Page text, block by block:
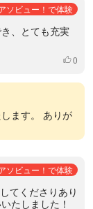
ソビュー！で体験
、とても充実
いいね
0
ます。 ありが
ソビュー！で体験
てくださりあり
たしました！